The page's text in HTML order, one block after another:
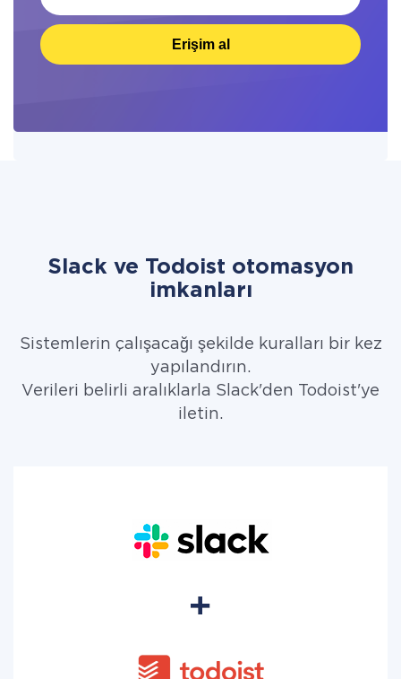
Erişim al
Slack ve Todoist otomasyon
imkanları
Sistemlerin çalışacağı şekilde kuralları bir kez
yapılandırın.
Verileri belirli aralıklarla Slack'den Todoist'ye
iletin.